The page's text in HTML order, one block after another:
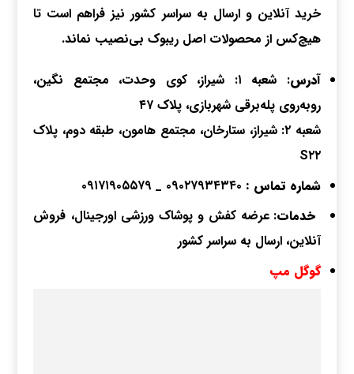
خرید آنلاین و ارسال به سراسر کشور نیز فراهم است تا
هیچ‌کس از محصولات اصل ریبوک بی‌نصیب نماند.
آدرس
: شعبه ۱: شیراز، کوی وحدت، مجتمع نگین،
روبه‌روی پله‌برقی شهربازی، پلاک ۴۷
شعبه ۲: شیراز، ستارخان، مجتمع هامون، طبقه دوم، پلاک
S۲۲
شماره تماس : ۰۹۰۲۷۹۳۴۳۴۰ _۰۹۱۷۱۹۰۵۵۷۹
خدمات: عرضه کفش و پوشاک ورزشی اورجینال، فروش
آنلاین، ارسال به سراسر کشور
گوگل مپ